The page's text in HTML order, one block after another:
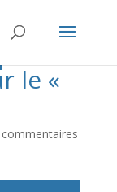
le «
commentaires